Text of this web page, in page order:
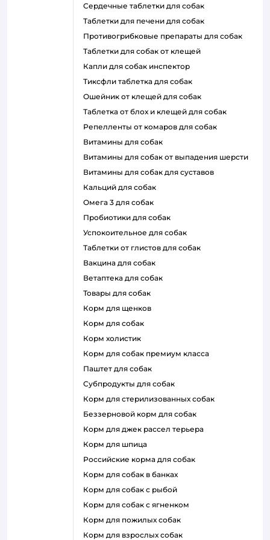
сердечные таблетки для собак
таблетки для печени для собак
противогрибковые препараты для собак
таблетки для собак от клещей
капли для собак инспектор
тиксфли таблетка для собак
ошейник от клещей для собак
таблетка от блох и клещей для собак
репелленты от комаров для собак
витамины для собак
витамины для собак от выпадения шерсти
витамины для собак для суставов
кальций для собак
омега 3 для собак
пробиотики для собак
успокоительное для собак
таблетки от глистов для собак
вакцина для собак
ветаптека для собак
товары для собак
корм для щенков
корм для собак
корм холистик
корм для собак премиум класса
паштет для собак
субпродукты для собак
корм для стерилизованных собак
беззерновой корм для собак
корм для джек рассел терьера
корм для шпица
российские корма для собак
корм для собак в банках
корм для собак с рыбой
корм для собак с ягненком
корм для пожилых собак
корм для взрослых собак